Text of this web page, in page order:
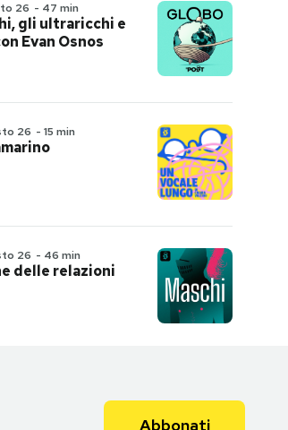
26 - 47 min
gli ultraricchi e
Evan Osnos
26 - 15 min
26 - 46 min
delle relazioni
Abbonati